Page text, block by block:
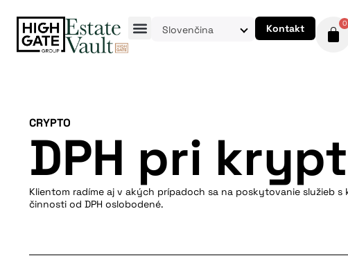
Slovenčina Kontakt 0
CRYPTO
DPH pri
Klientom radíme aj v akých prípadoch sa na poskytovanie služieb
činnosti od DPH oslobodené.